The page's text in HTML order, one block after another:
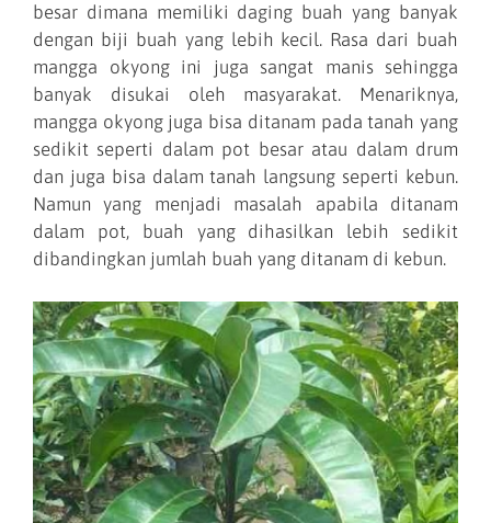
besar dimana memiliki daging buah yang banyak
dengan biji buah yang lebih kecil. Rasa dari buah
mangga okyong ini juga sangat manis sehingga
banyak disukai oleh masyarakat. Menariknya,
mangga okyong juga bisa ditanam pada tanah yang
sedikit seperti dalam pot besar atau dalam drum
dan juga bisa dalam tanah langsung seperti kebun.
Namun yang menjadi masalah apabila ditanam
dalam pot, buah yang dihasilkan lebih sedikit
dibandingkan jumlah buah yang ditanam di kebun.